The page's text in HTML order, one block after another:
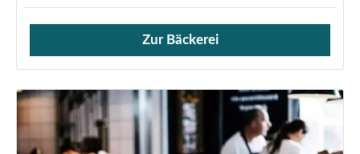
Verkauf von Brötchen,
Zur Bäckerei